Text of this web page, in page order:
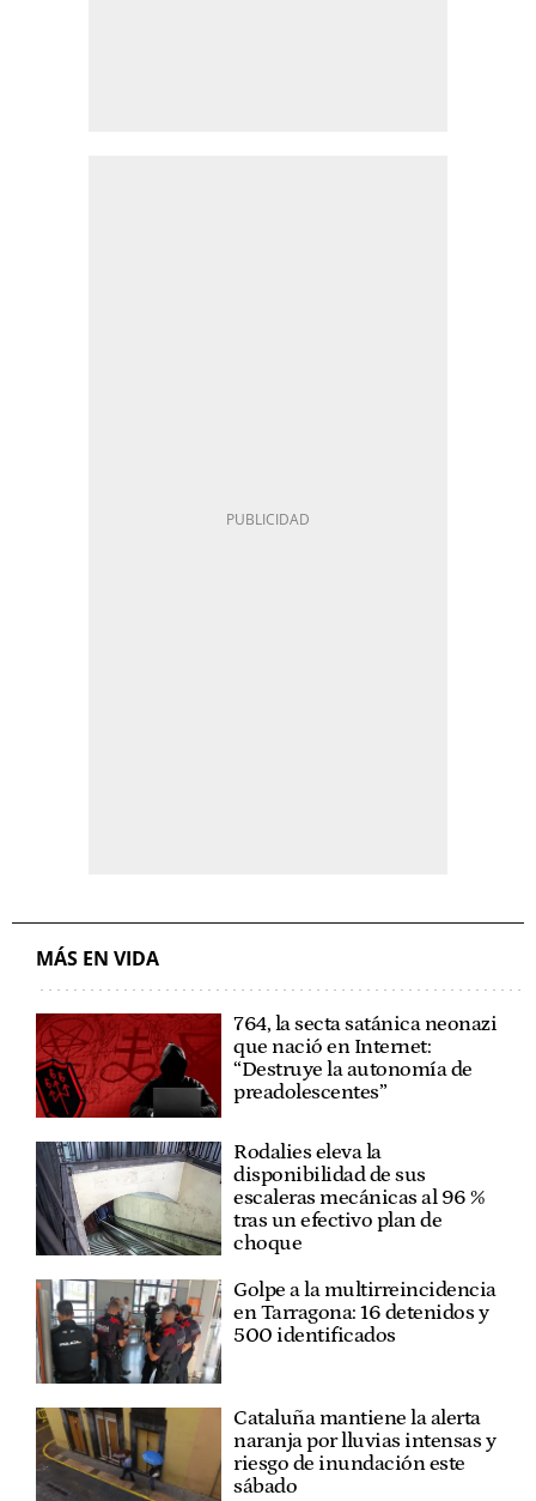
MÁS EN VIDA
764, la secta satánica neonazi
que nació en Internet:
“Destruye la autonomía de
preadolescentes”
Rodalies eleva la
disponibilidad de sus
escaleras mecánicas al 96 %
tras un efectivo plan de
choque
Golpe a la multirreincidencia
en Tarragona: 16 detenidos y
500 identificados
Cataluña mantiene la alerta
naranja por lluvias intensas y
riesgo de inundación este
sábado